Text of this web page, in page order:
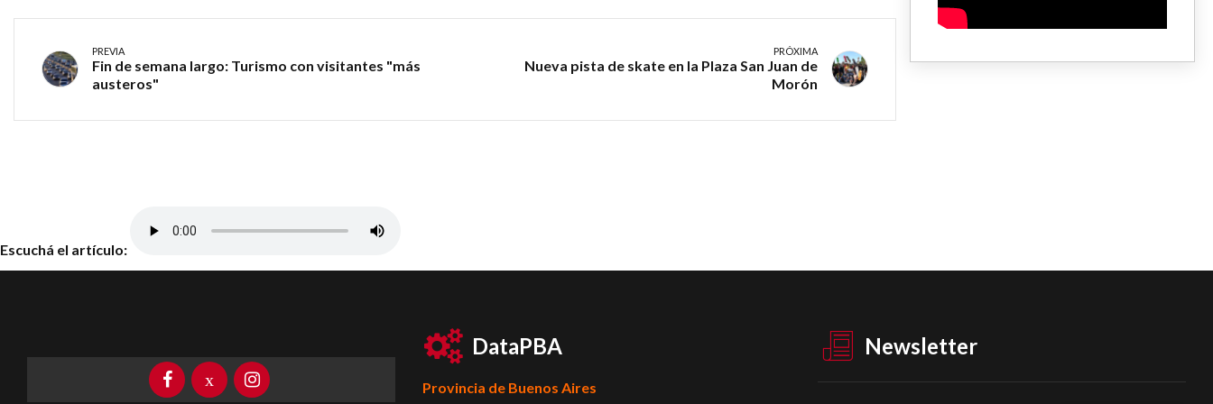
PREVIA
Fin de semana largo: Turismo con visitantes "más
austeros"
PRÓXIMA
Nueva pista de skate en la Plaza San Juan de
Morón
Escuchá el artículo:
DataPBA
Provincia de Buenos Aires
Newsletter